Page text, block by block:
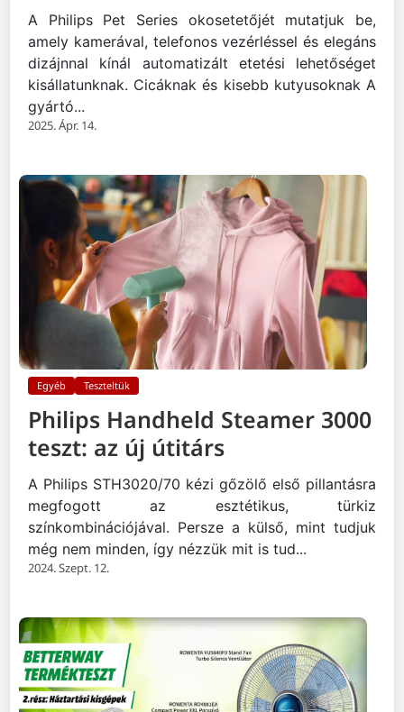
A Philips Pet Series okosetetőjét mutatjuk be,
amely kamerával, telefonos vezérléssel és elegáns
dizájnnal kínál automatizált etetési lehetőséget
kisállatunknak. Cicáknak és kisebb kutyusoknak A
gyártó...
2025. Ápr. 14.
Egyéb Teszteltük
Philips Handheld Steamer 3000
teszt: az új útitárs
A Philips STH3020/70 kézi gőzölő első pillantásra
megfogott az esztétikus, türkiz
színkombinációjával. Persze a külső, mint tudjuk
még nem minden, így nézzük mit is tud...
2024. Szept. 12.